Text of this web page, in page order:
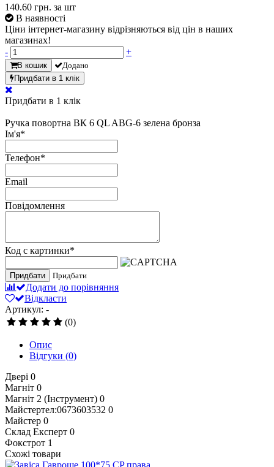
140.60 грн. за шт
В наявності
Ціни інтернет-магазину відрізняються від цін в наших
магазинах!
-
+
В кошик
Додано
Придбати в 1 клік
Придбати в 1 клік
Ручка повортна ВК 6 QL ABG-6 зелена бронза
Ім'я*
Телефон*
Email
Повідомлення
Код с картинки*
Придбати Придбати
Додати до порівняння
Відкласти
Артикул: -
(0)
Опис
Відгуки (0)
Двері 0
Магніт 0
Магніт 2 (Інструмент) 0
Майстертел:0673603532 0
Майстер 0
Склад Експерт 0
Фокстрот 1
Схожі товари